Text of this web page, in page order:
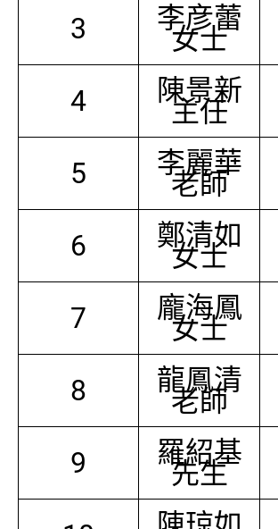
3 李彦蕾
女士
4 陳景新
主任
5 李麗華
老師
6 鄭清如
女士
7 龐海鳳
女士
8 龍鳳清
老師
9 羅紹基
先生